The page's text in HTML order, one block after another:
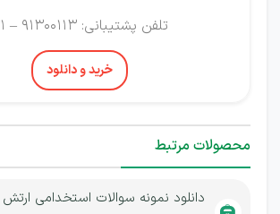
تلفن پشتیبانی: 91300113 – 021
خرید و دانلود
محصولات مرتبط
دانلود نمونه سوالات استخدامی